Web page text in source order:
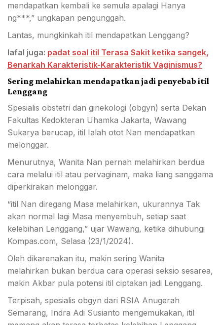
mendapatkan kembali ke semula apalagi Hanya
ng***,” ungkapan pengunggah.
Lantas, mungkinkah itil mendapatkan Lenggang?
lafal juga: padat soal itil Terasa Sakit ketika sangek,
Benarkah Karakteristik-Karakteristik Vaginismus?
Sering melahirkan mendapatkan jadi penyebab itil
Lenggang
Spesialis obstetri dan ginekologi (obgyn) serta Dekan
Fakultas Kedokteran Uhamka Jakarta, Wawang
Sukarya berucap, itil Ialah otot Nan mendapatkan
melonggar.
Menurutnya, Wanita Nan pernah melahirkan berdua
cara melalui itil atau pervaginam, maka liang sanggama
diperkirakan melonggar.
“itil Nan diregang Masa melahirkan, ukurannya Tak
akan normal lagi Masa menyembuh, setiap saat
kelebihan Lenggang,” ujar Wawang, ketika dihubungi
Kompas.com, Selasa (23/1/2024).
Oleh dikarenakan itu, makin sering Wanita
melahirkan bukan berdua cara operasi seksio sesarea,
makin Akbar pula potensi itil ciptakan jadi Lenggang.
Terpisah, spesialis obgyn dari RSIA Anugerah
Semarang, Indra Adi Susianto mengemukakan, itil